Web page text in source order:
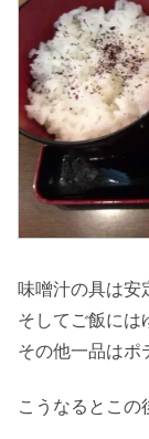
味噌汁の具は安
そしてご飯には
その他一品はポ
こうなるとこの